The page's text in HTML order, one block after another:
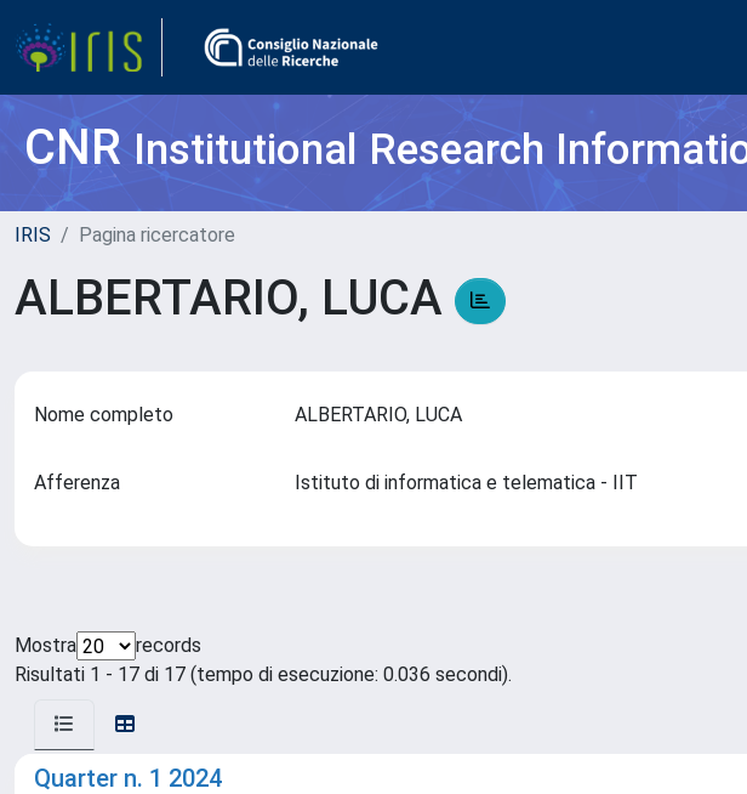
CNRInstitutional Research
IRIS Pagina ricercatore
ALBERTARIO, LUCA
Nome completo ALBERTARIO, LUCA
Afferenza Istituto di informatica e telematica - IIT
Mostra
records
Risultati 1 - 17 di 17 (tempo di esecuzione: 0.036 secondi).
Quarter n. 1 2024